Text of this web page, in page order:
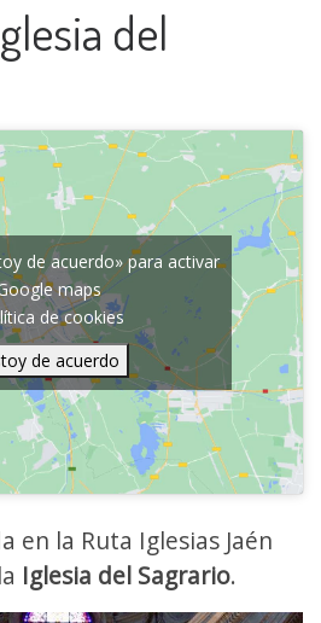
del
de acuerdo» para activar
maps
de cookies
de acuerdo
en la Ruta Iglesias Jaén
Iglesia del Sagrario.